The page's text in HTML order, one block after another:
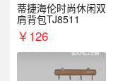
蒂捷海伦时尚休闲双
肩背包TJ8511
￥126